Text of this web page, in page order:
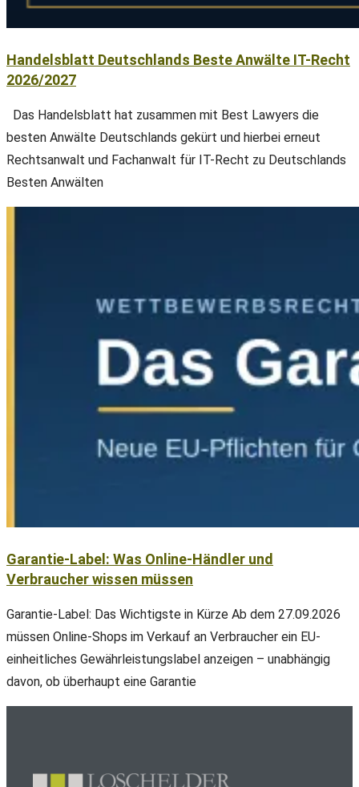
Handelsblatt Deutschlands Beste Anwälte IT-Recht
2026/2027
Das Handelsblatt hat zusammen mit Best Lawyers die
besten Anwälte Deutschlands gekürt und hierbei erneut
Rechtsanwalt und Fachanwalt für IT-Recht zu Deutschlands
Besten Anwälten
Garantie-Label: Was Online-Händler und
Verbraucher wissen müssen
Garantie-Label: Das Wichtigste in Kürze Ab dem 27.09.2026
müssen Online-Shops im Verkauf an Verbraucher ein EU-
einheitliches Gewährleistungslabel anzeigen – unabhängig
davon, ob überhaupt eine Garantie